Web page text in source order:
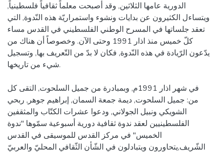
الدورية عامها الثلاثين, وقد أصبحت معلماً ثقافياً فلسطينياً,
ويتساءل الكثيرون عن بدايات ونشوء واستمراريّة هذه النّدوة, التي
تعقد جلساتها في المسرح الوطني الفلسطيني في القدس مساء
كلّ خميس منذ اذار 1991 وحتى الآن. وخصوصاً أن هناك من
يدّعون الرّيادة في هذه النّدوة, فكان لا بدّ من التّعريف بها, وتسجيل
شيء من تاريخها.
في شهر اذار 1991م, وبمبادرة من جميل السلحوت, التقى كل
من: جميل السلحوت, ديمة جمعة السمان, إبراهيم جوهر, ربحي
الشويكي ونبيل الجولاني, ودعوا عشرات الكتّاب والمثقفين
الفلسطينيين لعقد ندوة ثقافية دورية أسبوعية سمّوها "ندوة
الخميس" في مركز القدس للموسيقى في القدس
الشّريف,يتحاورون ويتبادلون في الشّأن الثّقافي المحليّ والعربيّ